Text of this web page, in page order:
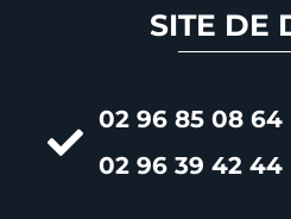
SITE DE
02 96 85 08 64
02 96 39 42 44